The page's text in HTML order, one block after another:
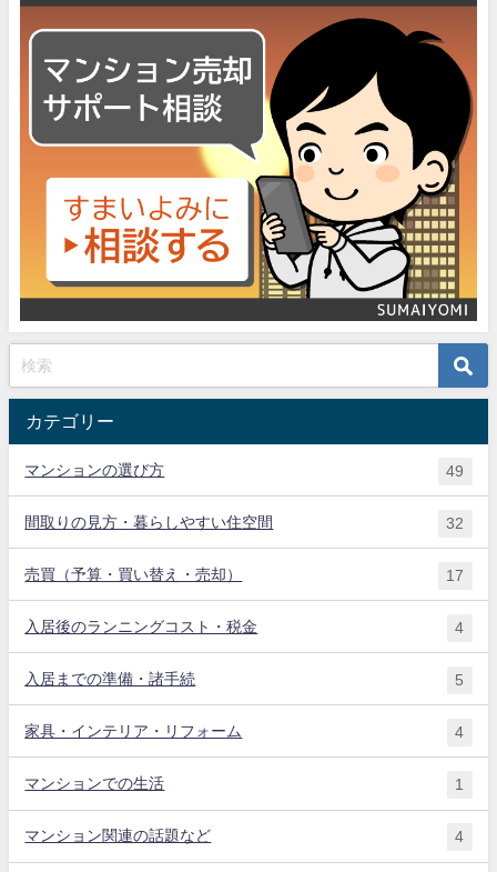
カテゴリー
マンションの選び方 49
間取りの見方・暮らしやすい住空間 32
売買（予算・買い替え・売却） 17
入居後のランニングコスト・税金 4
入居までの準備・諸手続 5
家具・インテリア・リフォーム 4
マンションでの生活 1
マンション関連の話題など 4